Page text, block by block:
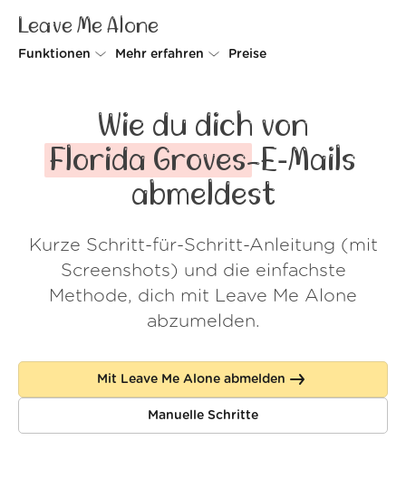
Leave Me Alone
Funktionen
Rollups
Screener
Do-not-disturb
Mehr erfahren
So geht's
Sicherheit
Über uns
Login
Preise
Wie du dich von
Florida Groves-E‑Mails
abmeldest
Kurze Schritt-für-Schritt-Anleitung (mit
Screenshots) und die einfachste
Methode, dich mit Leave Me Alone
abzumelden.
Mit Leave Me Alone abmelden
Manuelle Schritte